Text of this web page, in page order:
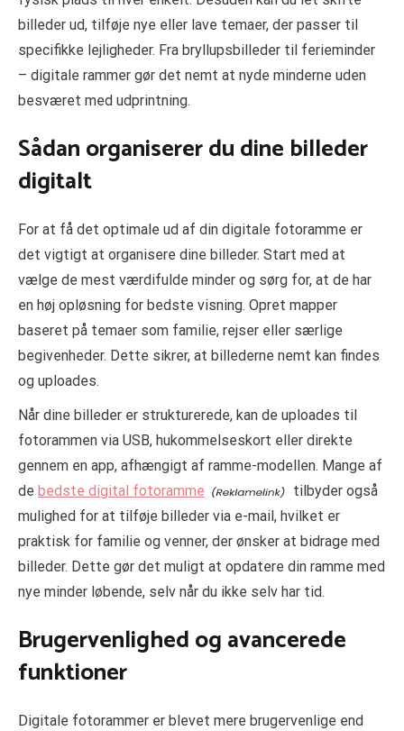
billeder ud, tilføje nye eller lave temaer, der passer til
specifikke lejligheder. Fra bryllupsbilleder til ferieminder
– digitale rammer gør det nemt at nyde minderne uden
besværet med udprintning.
Sådan organiserer du dine billeder
digitalt
For at få det optimale ud af din digitale fotoramme er
det vigtigt at organisere dine billeder. Start med at
vælge de mest værdifulde minder og sørg for, at de har
en høj opløsning for bedste visning. Opret mapper
baseret på temaer som familie, rejser eller særlige
begivenheder. Dette sikrer, at billederne nemt kan findes
og uploades.
Når dine billeder er strukturerede, kan de uploades til
fotorammen via USB, hukommelseskort eller direkte
gennem en app, afhængigt af ramme-modellen. Mange af
de bedste digital fotoramme
tilbyder også
mulighed for at tilføje billeder via e-mail, hvilket er
praktisk for familie og venner, der ønsker at bidrage med
billeder. Dette gør det muligt at opdatere din ramme med
nye minder løbende, selv når du ikke selv har tid.
Brugervenlighed og avancerede
funktioner
Digitale fotorammer er blevet mere brugervenlige end